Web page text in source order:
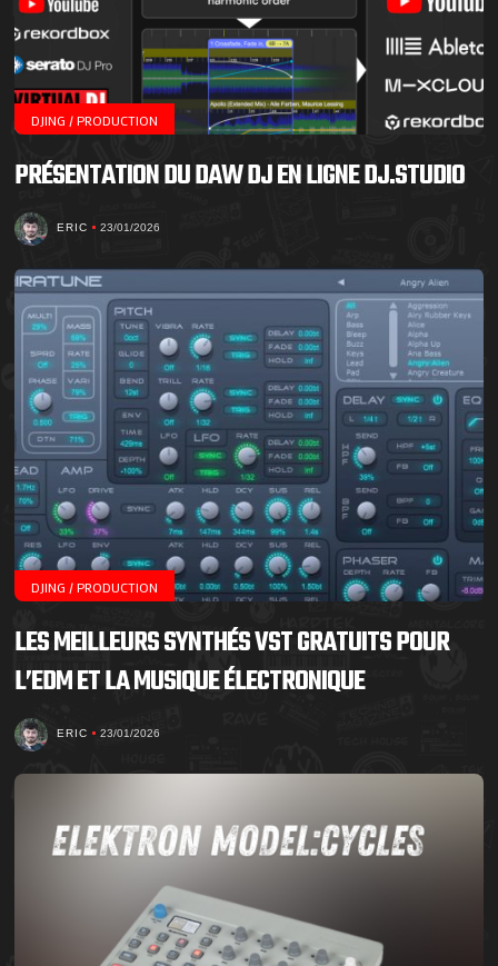
DJING / PRODUCTION
PRÉSENTATION DU DAW DJ EN LIGNE DJ.STUDIO
ERIC 23/01/2026
DJING / PRODUCTION
LES MEILLEURS SYNTHÉS VST GRATUITS POUR
L’EDM ET LA MUSIQUE ÉLECTRONIQUE
ERIC 23/01/2026